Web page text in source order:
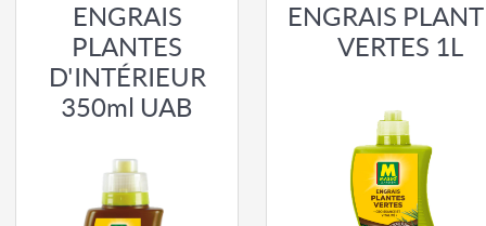
ENGRAIS
PLANTES
D'INTÉRIEUR
350ml UAB
ENGRAIS
VERTES 1L